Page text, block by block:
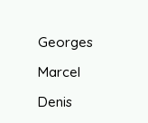
Georges
Marcel
Denis